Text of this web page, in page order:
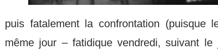
puis fatalement la confrontation (puisque
même jour – fatidique vendredi, suivant